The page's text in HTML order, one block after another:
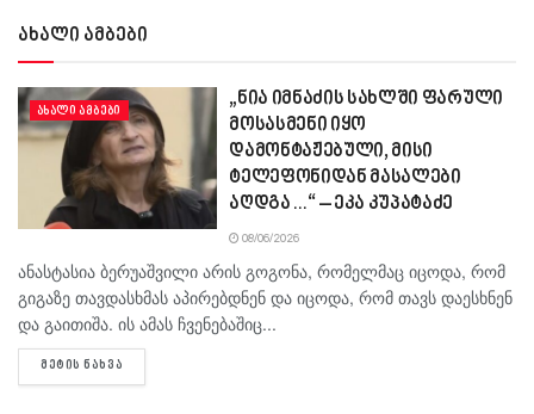
ახალი ამბები
ᲐᲮᲐᲚᲘ ᲐᲛᲑᲔᲑᲘ
„ნია იმნაძის სახლში ფარული
მოსასმენი იყო
დამონტაჟებული, მისი
ტელეფონიდან მასალები
აღდგა…“ – ეკა კუპატაძე
08/06/2026
ანასტასია ბერუაშვილი არის გოგონა, რომელმაც იცოდა, რომ
გიგაზე თავდასხმას აპირებდნენ და იცოდა, რომ თავს დაესხნენ
და გაითიშა. ის ამას ჩვენებაშიც...
ᲛᲔᲢᲘᲡ ᲜᲐᲮᲕᲐ